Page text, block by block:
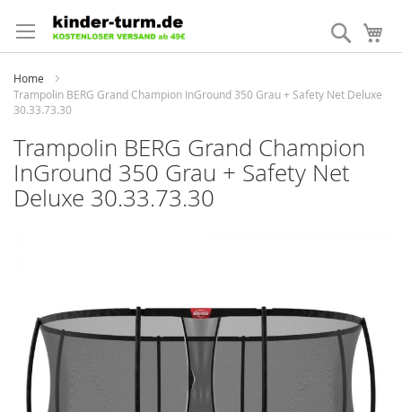
zum
Inhalt
Suche
Home
Trampolin BERG Grand Champion InGround 350 Grau + Safety Net Deluxe
30.33.73.30
Trampolin BERG Grand Champion
InGround 350 Grau + Safety Net
Deluxe 30.33.73.30
springen